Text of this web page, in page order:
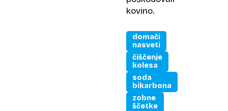
kovino.
domači
nasveti
čiščenje
kolesa
soda
bikarbona
zobne
ščetke